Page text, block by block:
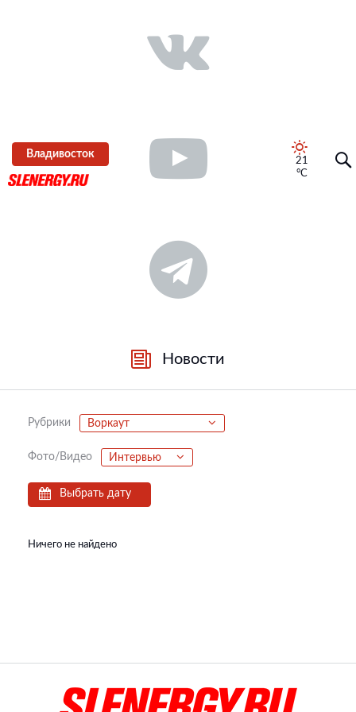
Владивосток
21
°C
Новости
Рубрики Воркаут
Фото/Видео Интервью
Выбрать дату
Ничего не найдено